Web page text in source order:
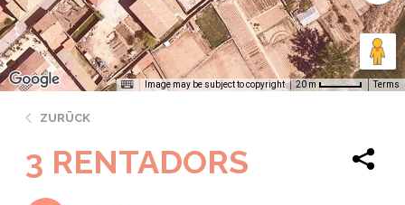
Image may be subject to copyright 20 m Terms
ZURÜCK
3 RENTADORS